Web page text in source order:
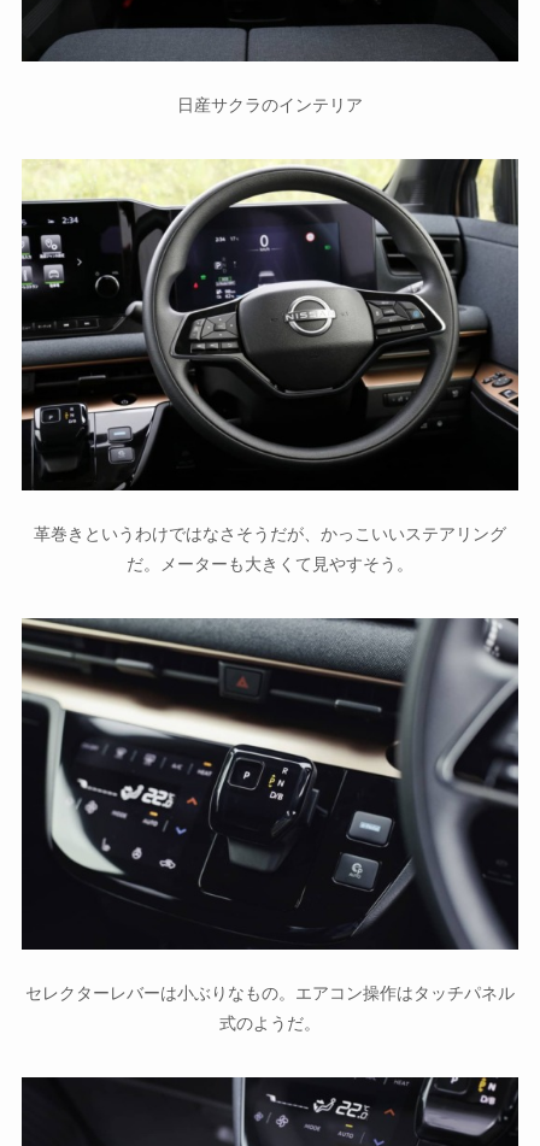
日産サクラのインテリア
革巻きというわけではなさそうだが、かっこいいステアリング
だ。メーターも大きくて見やすそう。
セレクターレバーは小ぶりなもの。エアコン操作はタッチパネル
式のようだ。